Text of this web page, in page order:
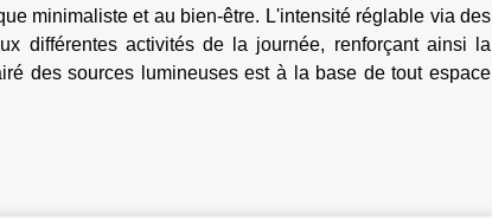
minimaliste et au bien-être. L'intensité réglable via des
différentes activités de la journée, renforçant ainsi la
des sources lumineuses est à la base de tout espace